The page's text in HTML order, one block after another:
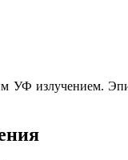
УФ излучением.